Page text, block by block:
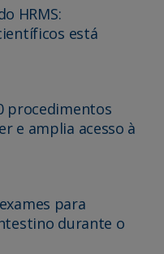
HRMS:
está
procedimentos
e amplia acesso à
para
durante o